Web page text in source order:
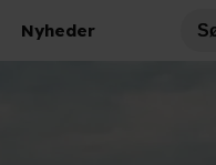
Nyheder